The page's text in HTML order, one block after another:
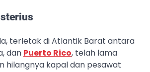
terletak di Atlantik Barat antara
dan Puerto Rico, telah lama
hilangnya kapal dan pesawat